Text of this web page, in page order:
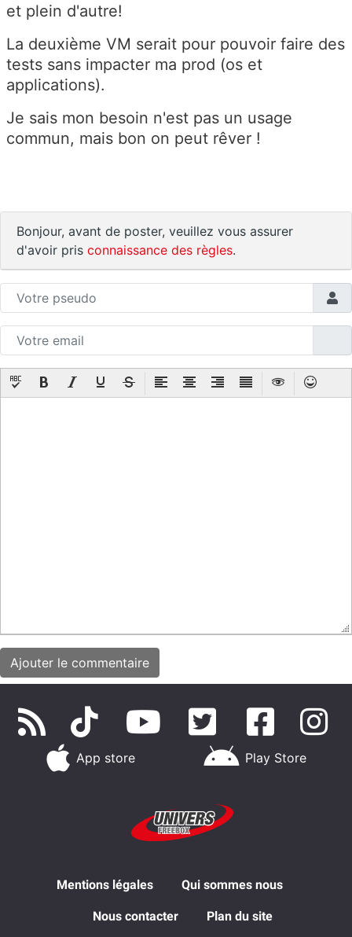
et plein d'autre!
La deuxième VM serait pour pouvoir faire des
tests sans impacter ma prod (os et
applications).
Je sais mon besoin n'est pas un usage
commun, mais bon on peut rêver !
Bonjour, avant de poster, veuillez vous assurer
d'avoir pris connaissance des règles.
App store Play Store
Mentions légales Qui sommes nous
Nous contacter Plan du site